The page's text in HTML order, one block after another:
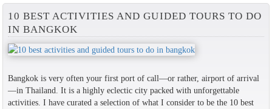
10 BEST ACTIVITIES AND GUIDED TOURS TO DO
IN BANGKOK
Bangkok is very often your first port of call—or rather, airport of arrival
—in Thailand. It is a highly eclectic city packed with unforgettable
activities. I have curated a selection of what I consider to be the 10 best